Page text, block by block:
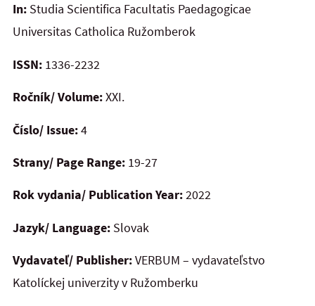
In: Studia Scientifica Facultatis Paedagogicae
Universitas Catholica Ružomberok
ISSN: 1336-2232
Ročník/ Volume:XXI.
Číslo/ Issue:4
Strany/ Page Range: 19-27
Rok vydania/ Publication Year:2022
Jazyk/ Language: Slovak
Vydavateľ/ Publisher:VERBUM – vydavateľstvo
Katolíckej univerzity v Ružomberku